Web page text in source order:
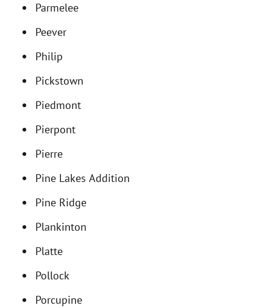
Parmelee
Peever
Philip
Pickstown
Piedmont
Pierpont
Pierre
Pine Lakes Addition
Pine Ridge
Plankinton
Platte
Pollock
Porcupine